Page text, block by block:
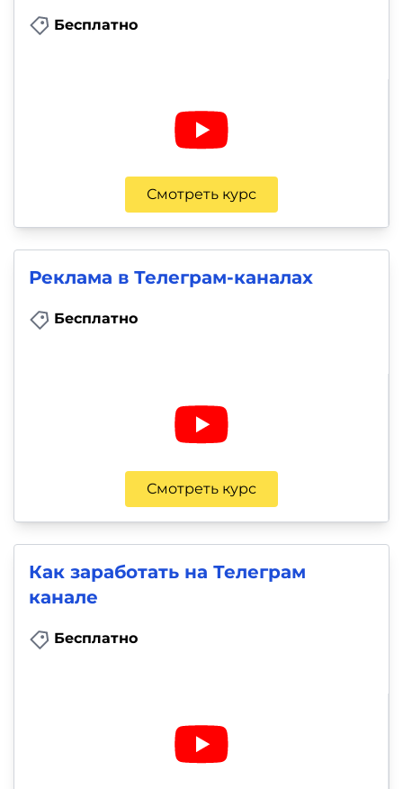
Бесплатно
Смотреть курс
Реклама в Телеграм-каналах
Бесплатно
Смотреть курс
Как заработать на Телеграм
канале
Бесплатно